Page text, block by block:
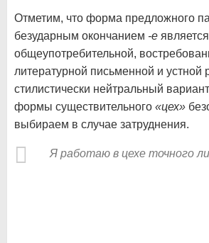
Отметим, что форма предложного
безударным окончанием -е является
общеупотребительной,
литературной письменной и устной
стилистически нейтральный
формы существительного «цех»
выбираем в случае затруднения.
Я работаю в цехе точного